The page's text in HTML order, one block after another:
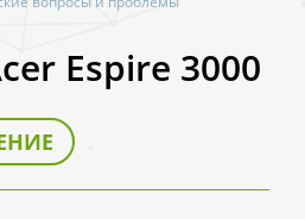
Espire 3000